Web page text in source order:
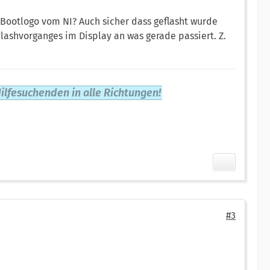
vom NI? Auch sicher dass geflasht wurde
im Display an was gerade passiert. Z.
in alle Richtungen!
#3